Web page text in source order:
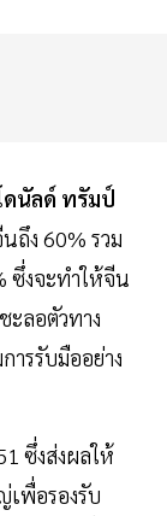
ดนัลด์ ทรัมป์
ถึง 60% รวม
ซึ่งจะทำให้จีน
ะลอตัวทาง
ารรับมืออย่าง
ซึ่งส่งผลให้
เพื่อรองรับ